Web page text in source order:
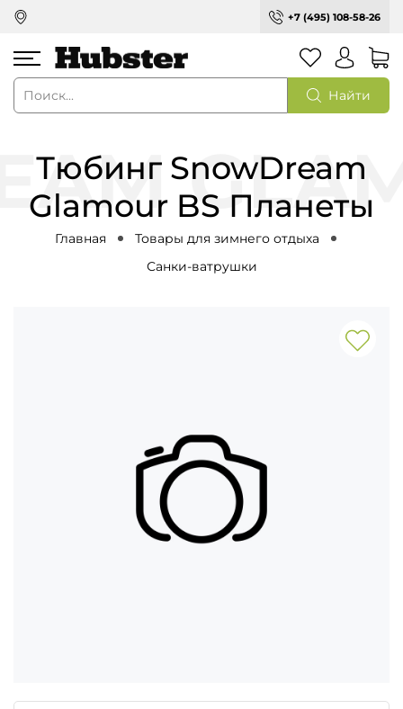
+7 (495) 108-58-26
Найти
Тюбинг SnowDream
Glamour BS Планеты
Главная
Товары для зимнего отдыха
Санки-ватрушки